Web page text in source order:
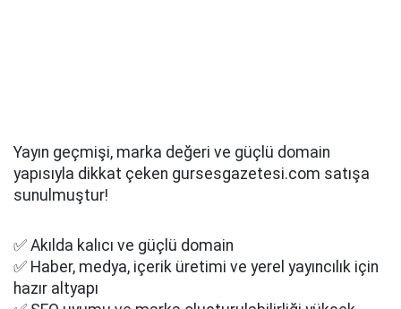
Yayın geçmişi, marka değeri ve güçlü domain
yapısıyla dikkat çeken gursesgazetesi.com satışa
sunulmuştur!
✅ Akılda kalıcı ve güçlü domain
✅ Haber, medya, içerik üretimi ve yerel yayıncılık için
hazır altyapı